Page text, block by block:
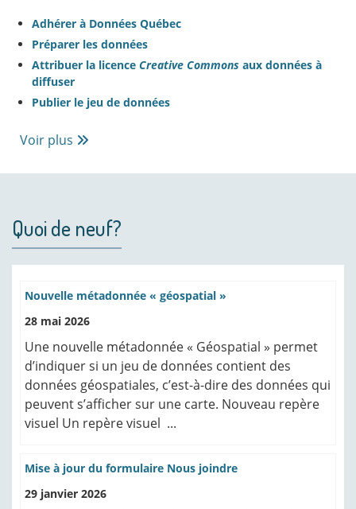
Adhérer à Données Québec
Préparer les données
Attribuer la licence Creative Commons aux données à
diffuser
Publier le jeu de données
Voir plus
Quoi de neuf?
Nouvelle métadonnée « géospatial »
28 mai 2026
Une nouvelle métadonnée « Géospatial » permet
d’indiquer si un jeu de données contient des
données géospatiales, c’est-à-dire des données qui
peuvent s’afficher sur une carte. Nouveau repère
visuel Un repère visuel ...
Mise à jour du formulaire Nous joindre
29 janvier 2026